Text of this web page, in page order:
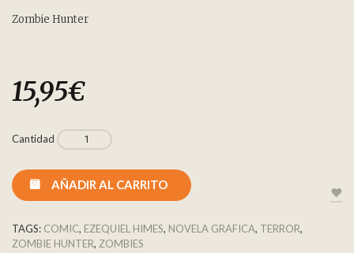
Zombie Hunter
15,95€
Cantidad
AÑADIR AL CARRITO
TAGS: COMIC, EZEQUIEL HIMES, NOVELA GRAFICA, TERROR,
ZOMBIE HUNTER, ZOMBIES